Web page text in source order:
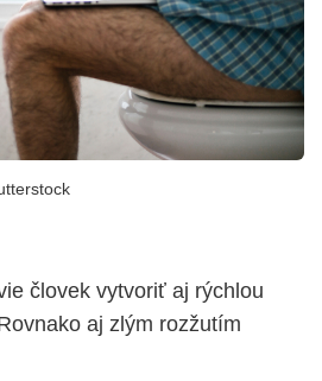
človek vytvoriť aj rýchlou
aj zlým rozžutím